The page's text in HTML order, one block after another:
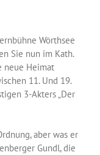
Wörthsee
Sie nun im Kath.
neue Heimat
11. Und 19.
3-Akters „Der
aber was er
Gundl, die